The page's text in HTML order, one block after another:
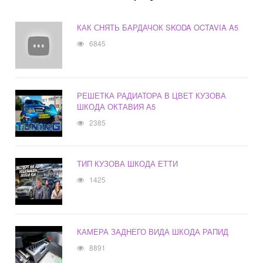
КАК СНЯТЬ БАРДАЧОК SKODA OCTAVIA A5
6845
РЕШЕТКА РАДИАТОРА В ЦВЕТ КУЗОВА
ШКОДА ОКТАВИЯ А5
2385
ТИП КУЗОВА ШКОДА ЕТТИ
1425
КАМЕРА ЗАДНЕГО ВИДА ШКОДА РАПИД
8891